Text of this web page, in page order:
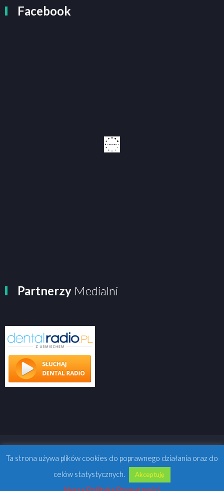
Facebook
Partnerzy Medialni
REALIZACJA: IBE.pl
Ta strona używa plików cookies do poprawnego działania oraz do
celów statystycznych.
Akceptuję